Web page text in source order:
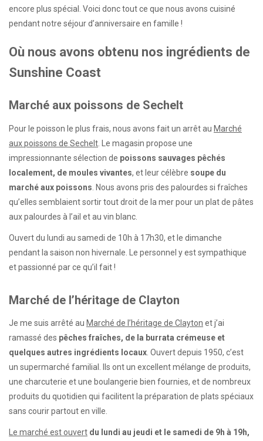
encore plus spécial. Voici donc tout ce que nous avons cuisiné
pendant notre séjour d’anniversaire en famille !
Où nous avons obtenu nos ingrédients de
Sunshine Coast
Marché aux poissons de Sechelt
Pour le poisson le plus frais, nous avons fait un arrêt au Marché
aux poissons de Sechelt . Le magasin propose une
impressionnante sélection de poissons sauvages pêchés
localement, de moules vivantes, et leur célèbre soupe du
marché aux poissons . Nous avons pris des palourdes si fraîches
qu’elles semblaient sortir tout droit de la mer pour un plat de pâtes
aux palourdes à l’ail et au vin blanc.
Ouvert du lundi au samedi de 10h à 17h30, et le dimanche
pendant la saison non hivernale. Le personnel y est sympathique
et passionné par ce qu’il fait !
Marché de l’héritage de Clayton
Je me suis arrêté au Marché de l’héritage de Clayton et j’ai
ramassé des pêches fraîches, de la burrata crémeuse et
quelques autres ingrédients locaux. Ouvert depuis 1950, c’est
un supermarché familial. Ils ont un excellent mélange de produits,
une charcuterie et une boulangerie bien fournies, et de nombreux
produits du quotidien qui facilitent la préparation de plats spéciaux
sans courir partout en ville.
Le marché est ouvert du lundi au jeudi et le samedi de 9h à 19h,